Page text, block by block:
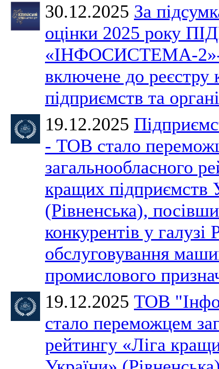
30.12.2025 За
оцінки 2025 року
«ІНФОСИСТЕМА-
включене до реєстру
підприємств та
19.12.2025
- ТОВ стало
загальнообласного
кращих підприємств
(Рівненська),
конкурентів у галузі
обслуговування
промислового
19.12.2025 ТОВ
стало переможцем
рейтингу «Ліга